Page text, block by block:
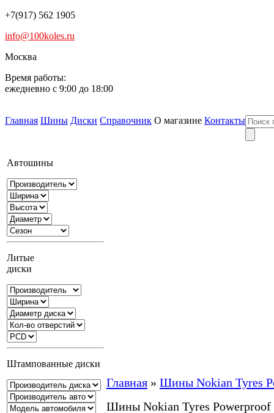
+7(917) 562 1905
info@100koles.ru
Москва
Время работы:
ежедневно с 9:00 до 18:00
Главная Шины Диски Справочник О магазине Контакты
Автошины
Литые
диски
Штампованные диски
Главная » Шины Nokian Tyres
Шины Nokian Tyres Powerproof